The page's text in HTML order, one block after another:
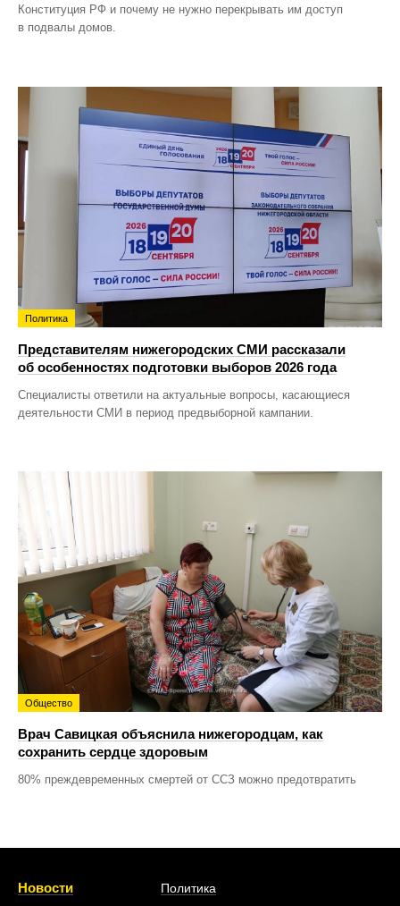
Конституция РФ и почему не нужно перекрывать им доступ
в подвалы домов.
Политика
Представителям нижегородских СМИ рассказали
об особенностях подготовки выборов 2026 года
Специалисты ответили на актуальные вопросы, касающиеся
деятельности СМИ в период предвыборной кампании.
Общество
Врач Савицкая объяснила нижегородцам, как
сохранить сердце здоровым
80% преждевременных смертей от ССЗ можно предотвратить
Новости
Политика